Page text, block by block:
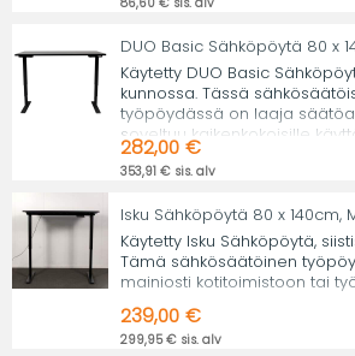
DUO Basic Sähköpöytä 80 x
Käytetty DUO Basic
kunnossa. Tässä
työpöydässä on laaja
soveltuu kaikenkokoisille
282,00 €
353,91 € sis. alv
Isku Sähköpöytä 80 x 140cm,
Käytetty Isku Sähköpöytä,
Tämä sähkösäätöinen
mainiosti kotitoimistoon tai
239,00 €
299,95 € sis. alv